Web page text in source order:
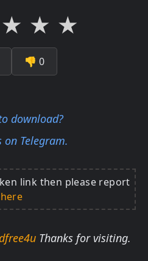
★ ★ ★
👎 0
download?
on Telegram.
link then please report
here
Thanks for visiting.